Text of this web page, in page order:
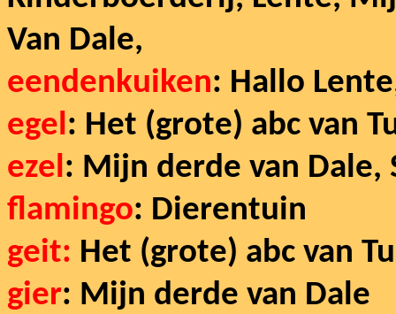
Van Dale,
eendenkuiken: Hallo
egel: Het (grote) abc van
ezel: Mijn derde van Dale,
flamingo: Dierentuin
geit: Het (grote) abc van
gier: Mijn derde van Dale